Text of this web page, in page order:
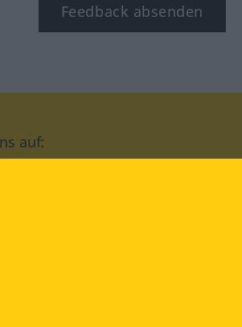
Feedback absenden
auf: